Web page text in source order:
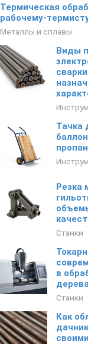
Термическая
рабочему-
Металлы и сплавы
Виды
Тачка
Резка
Станки
в
Станки
Как